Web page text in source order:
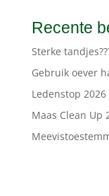
Recente
Sterke
Gebruik oever
Ledenstop 2026
Maas Clean Up